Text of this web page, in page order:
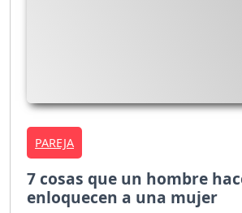
PAREJA
7 cosas que un hombre
enloquecen a una mujer